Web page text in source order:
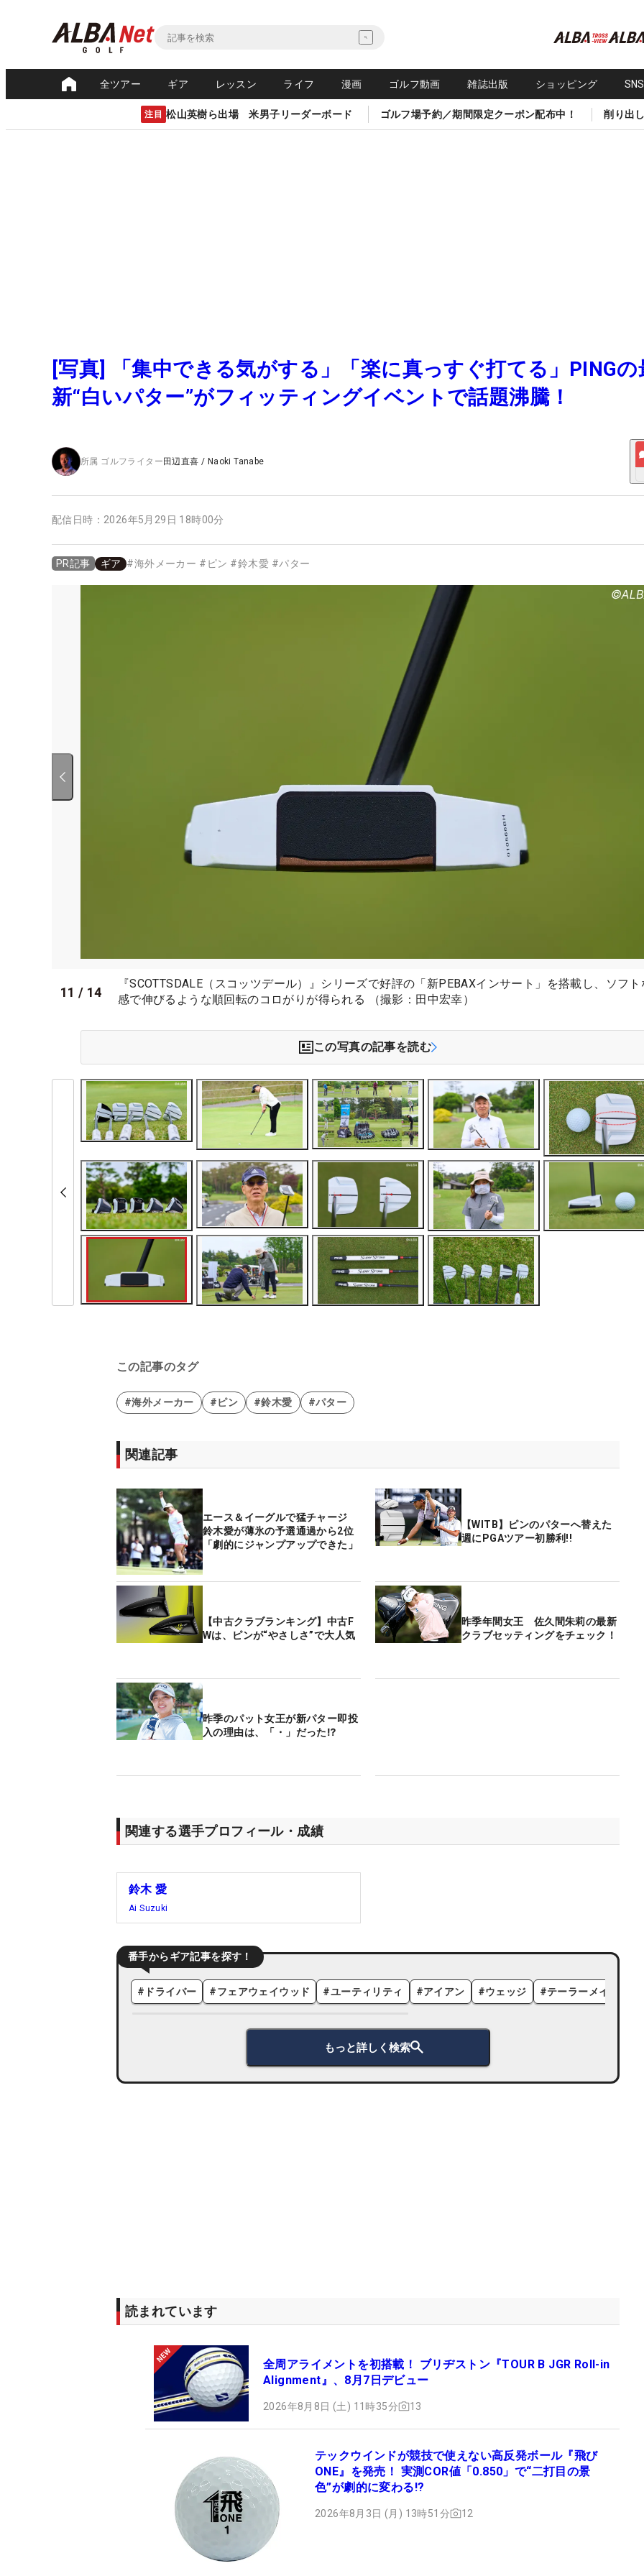
全ツアー ギア レッスン ライフ 漫画 ゴルフ動画 雑誌出版 ショッピング
注目 松山英樹ら出場 米男子リーダーボード ゴルフ場予約／期間限定クーポン配布中！ 削り出
[写真] 「集中できる気がする」「楽に真っすぐ打てる」PINGの
新“白いパター”がフィッティングイベントで話題沸騰！
所属 ゴルフライター 田辺直喜 / Naoki Tanabe
配信日時： 2026年5月29日 18時00分
PR記事 ギア #海外メーカー # ピン #鈴木愛 #パター
11 / 14
『SCOTTSDALE（スコッツデール）』シリーズで好評の「新PEBAXインサート」を搭載し、ソフ
感で伸びるような順回転のコロがりが得られる （撮影：田中宏幸）
この写真の記事を読む
この記事のタグ
#海外メーカー #ピン #鈴木愛 #パター
関連記事
エース＆イーグルで猛チャージ
鈴木愛が薄氷の予選通過から2位
「劇的にジャンプアップできた」
【WITB】ピンのパターへ替えた
週にPGAツアー初勝利!!
【中古クラブランキング】中古F
Wは、ピンが“やさしさ”で大人気
昨季年間女王 佐久間朱莉の最新
クラブセッティングをチェック！
昨季のパット女王が新パター即投
入の理由は、「・」だった⁉
関連する選手プロフィール・成績
鈴木 愛
Ai Suzuki
番手からギア記事を探す！
# ドライバー #フェアウェイウッド #ユーティリティ #アイアン #ウェッジ #テーラーメイド
もっと詳しく検索
読まれています
全周アライメントを初搭載！ ブリヂストン『TOUR B JGR Roll-in
Alignment』、8月7日デビュー
2026年8月8日 (土) 11時35分 13
テックウインドが競技で使えない高反発ボール『飛び
ONE』を発売！ 実測COR値「0.850」で“二打目の景
色”が劇的に変わる!?
2026年8月3日 (月) 13時51分 12